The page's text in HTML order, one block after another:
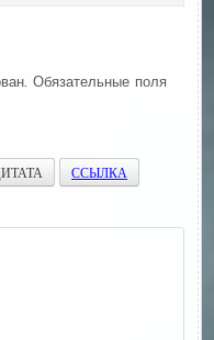
Обязательные поля
ССЫЛКА